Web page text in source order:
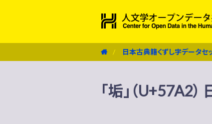
日本古典籍くずし字データセ
「垢」（U+57A2